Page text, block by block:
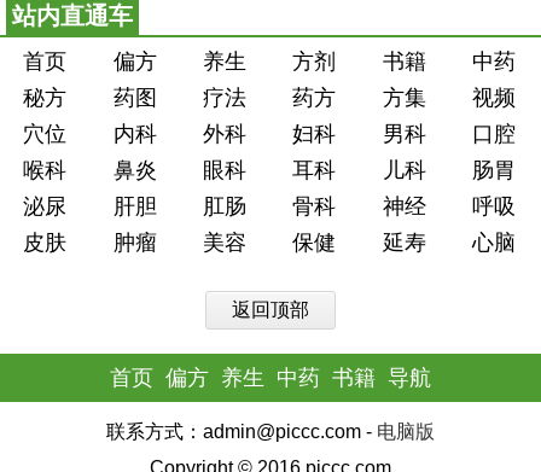
站内直通车
首页 偏方 养生 方剂 书籍
中药
秘方
药图 疗法 药方 方集
视频
穴位
内科 外科 妇科 男科
口腔
喉科
鼻炎 眼科 耳科 儿科
肠胃
泌尿
肝胆 肛肠 骨科 神经
呼吸
皮肤
肿瘤 美容 保健 延寿 心脑
返回顶部
首页 偏方 养生 中药 书籍 导航
联系方式：admin@piccc.com - 电脑版
Copyright © 2016 piccc.com